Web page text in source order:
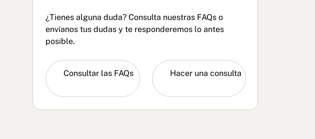
¿Tienes alguna duda? Consulta nuestras FAQs o
envíanos tus dudas y te responderemos lo antes
posible.
Consultar las
Hacer una